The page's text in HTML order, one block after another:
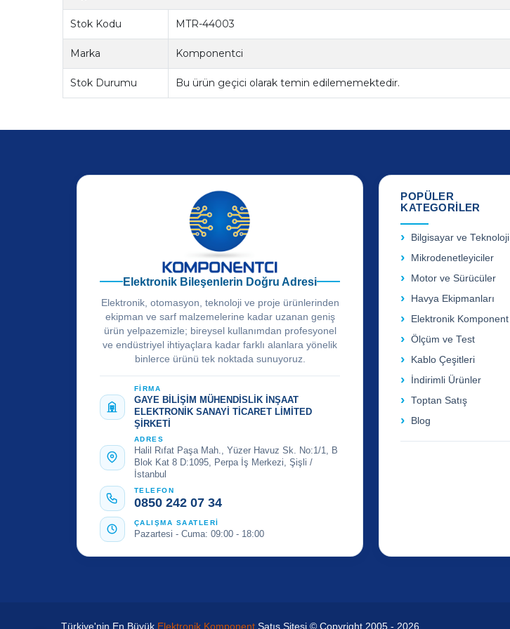
Stok Kodu MTR-44003
Marka Komponentci
Stok Durumu Bu ürün geçici olarak temin edilememektedir.
Elektronik Bileşenlerin Doğru Adresi
Elektronik, otomasyon, teknoloji ve proje ürünlerinden
ekipman ve sarf malzemelerine kadar uzanan geniş
ürün yelpazemizle; bireysel kullanımdan profesyonel
ve endüstriyel ihtiyaçlara kadar farklı alanlara yönelik
binlerce ürünü tek noktada sunuyoruz.
FİRMA
GAYE BİLİŞİM MÜHENDİSLİK İNŞAAT
ELEKTRONİK SANAYİ TİCARET LİMİTED
ŞİRKETİ
ADRES
Halil Rıfat Paşa Mah., Yüzer Havuz Sk. No:1/1, B
Blok Kat 8 D:1095, Perpa İş Merkezi, Şişli /
İstanbul
TELEFON
0850 242 07 34
ÇALIŞMA SAATLERİ
Pazartesi - Cuma: 09:00 - 18:00
POPÜLER
KATEGORİLER
Bilgisayar ve Teknoloji
Mikrodenetleyiciler
Motor ve Sürücüler
Havya Ekipmanları
Elektronik Komponent
Ölçüm ve Test
Kablo Çeşitleri
İndirimli Ürünler
Toptan Satış
Blog
Türkiye'nin En Büyük Elektronik Komponent Satış Sitesi © Copyright 2005 - 2026